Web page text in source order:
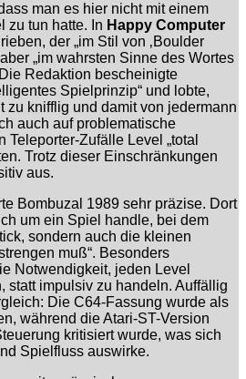
man es hier nicht mit einem
zu tun hatte. In Happy Computer
der „im Stil von ‚Boulder
„im wahrsten Sinne des Wortes
Redaktion bescheinigte
Spielprinzip“ und lobte,
zu knifflig und damit von jedermann
auch auf problematische
Zufälle Level „total
Trotz dieser Einschränkungen
aus.
Bombuzal 1989 sehr präzise. Dort
um ein Spiel handle, bei dem
sondern auch die kleinen
muß“. Besonders
Notwendigkeit, jeden Level
statt impulsiv zu handeln. Auffällig
Die C64-Fassung wurde als
während die Atari-ST-Version
kritisiert wurde, was sich
Spielfluss auswirke.